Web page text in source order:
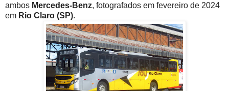
ambos Mercedes-Benz, fotografados em fevereiro de 2024
em Rio Claro (SP).